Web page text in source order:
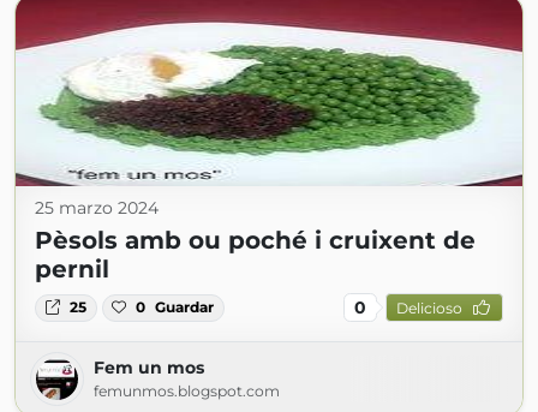
25 marzo 2024
Pèsols amb ou poché i cruixent de
pernil
25 0 Guardar 0 Delicioso
Fem un mos
femunmos.blogspot.com